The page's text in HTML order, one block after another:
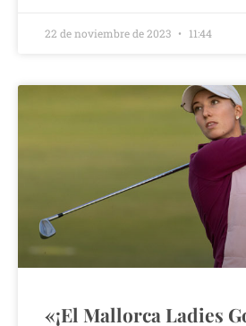
22 de noviembre de 2023 11:44
«¡El Mallorca Ladies